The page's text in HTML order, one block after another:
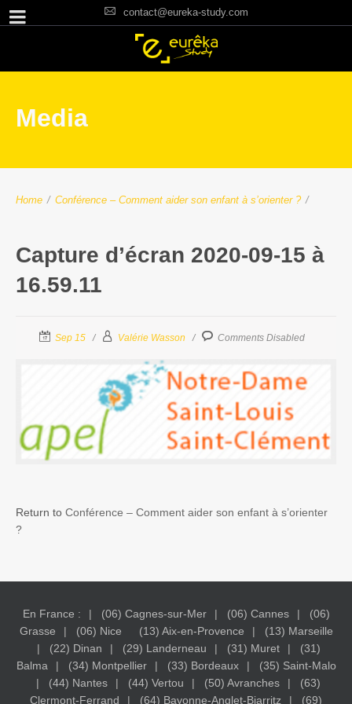
contact@eureka-study.com
Media
Home / Conférence – Comment aider son enfant à s’orienter ? /
Capture d’écran 2020-09-15 à
16.59.11
Sep 15 Valérie Wasson Comments Disabled
Return to Conférence – Comment aider son enfant à s’orienter
?
En France : (06) Cagnes-sur-Mer (06) Cannes
(06)
Grasse
(06) Nice (13) Aix-en-Provence
(13) Marseille
(22) Dinan
(29) Landerneau (31) Muret
(31)
Balma
(34) Montpellier (33) Bordeaux
(35) Saint-Malo
(44) Nantes
(44) Vertou (50) Avranches
(63)
Clermont-Ferrand
(64) Bayonne-Anglet-Biarritz (69)